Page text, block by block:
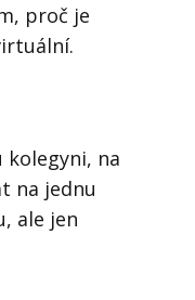
proč je
na
na jednu
ale jen